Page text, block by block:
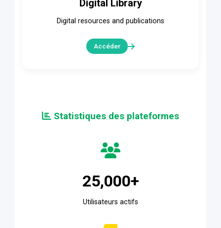
Digital Library
Digital resources and publications
Accéder
Statistiques des plateformes
25,000+
Utilisateurs actifs